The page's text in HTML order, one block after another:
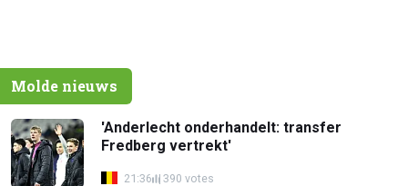
Molde nieuws
'Anderlecht onderhandelt: transfer
Fredberg vertrekt'
21:36 390 votes